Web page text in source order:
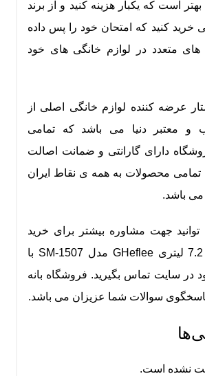
بهتر است که یکبار هزینه کنید و از برند
خرید کنید که امتحان خود را پس داده
های متعدد در لوازم خانگی های خود
عرضه کننده لوازم خانگی اصلی از
و معتبر دنیا می باشد که تمامی
دارای گارانتی و ضمانت اصالت
تمامی محصولات به همه ی نقاط ایران
باشد.
جهت مشاوره بیشتر برای خرید
همزن کاسه دار 7.2 لیتری GHeflee مدل SM-1507 با
در سایت تماس بگیرید. فروشگاه بانه
سوالات شما عزیزان می باشد.
نشده است.